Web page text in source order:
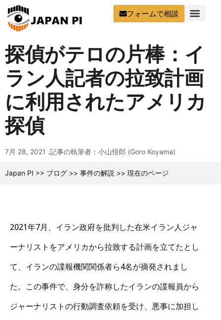
フォームで相談
探偵がテロの片棒：イ
ラン人記者の拉致計画
に利用されたアメリカ
探偵
7月 28, 2021 .記事の執筆者：小山悟郎 (Goro Koyama)
Japan PI >> ブログ >> 事件の解説 >> 現在のページ
2021年7月、イラン政府を批判した在米イラン人ジャ
ーナリストをアメリカから拉致する計画を立てたとし
て、イランの諜報機関関係者ら4名が摘発されまし
た。この事件で、身分を詐称したイランの諜報員から
ジャーナリストの行動調査依頼を受け、悪事に加担し